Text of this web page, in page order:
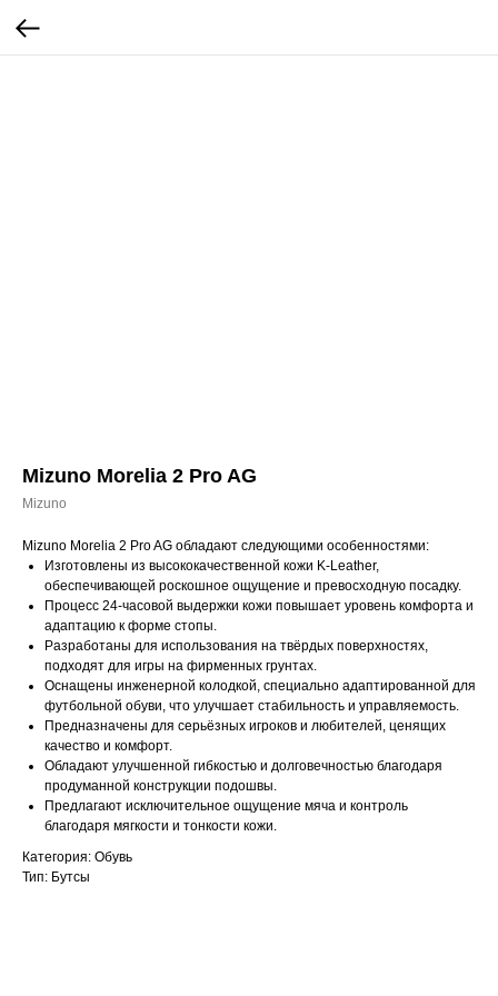
Mizuno Morelia 2 Pro AG
Mizuno
Mizuno Morelia 2 Pro AG обладают следующими особенностями:
Изготовлены из высококачественной кожи K-Leather,
обеспечивающей роскошное ощущение и превосходную посадку.
Процесс 24-часовой выдержки кожи повышает уровень комфорта и
адаптацию к форме стопы.
Разработаны для использования на твёрдых поверхностях,
подходят для игры на фирменных грунтах.
Оснащены инженерной колодкой, специально адаптированной для
футбольной обуви, что улучшает стабильность и управляемость.
Предназначены для серьёзных игроков и любителей, ценящих
качество и комфорт.
Обладают улучшенной гибкостью и долговечностью благодаря
продуманной конструкции подошвы.
Предлагают исключительное ощущение мяча и контроль
благодаря мягкости и тонкости кожи.
Категория: Обувь
Тип: Бутсы